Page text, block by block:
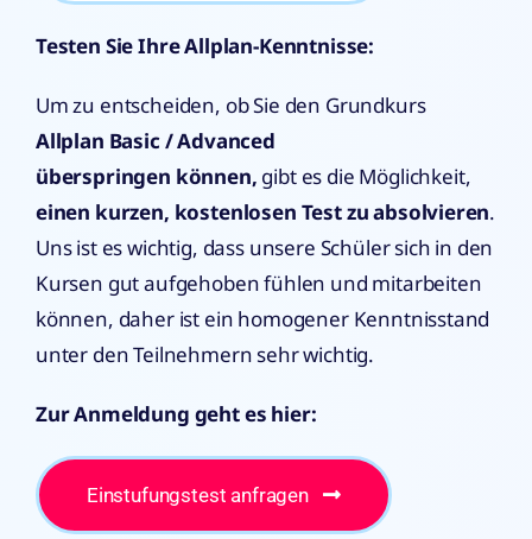
Testen Sie Ihre Allplan-Kenntnisse:
Um zu entscheiden, ob Sie den Grundkurs
Allplan Basic / Advanced
überspringen können, gibt es die Möglichkeit,
einen kurzen, kostenlosen Test zu absolvieren.
Uns ist es wichtig, dass unsere Schüler sich in den
Kursen gut aufgehoben fühlen und mitarbeiten
können, daher ist ein homogener Kenntnisstand
unter den Teilnehmern sehr wichtig.
Zur Anmeldung geht es hier:
Einstufungstest anfragen